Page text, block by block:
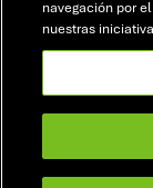
profesionales
Resumen de
Puestos vacantes
Nuestros equipos
© 2026
navegación por
nuestras